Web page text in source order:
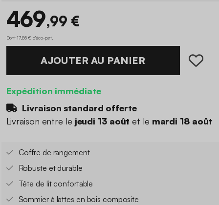
469,99 €
Dont 17,85 € d'éco-part
AJOUTER AU PANIER
Expédition immédiate
Livraison standard offerte
Livraison entre le jeudi 13 août et le mardi 18 août
Coffre de rangement
Robuste et durable
Tête de lit confortable
Sommier à lattes en bois composite